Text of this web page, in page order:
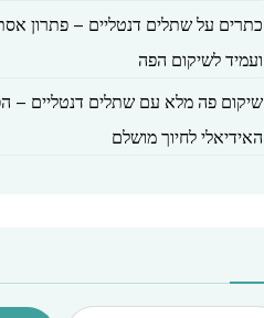
כתרים על שתלים דנטליים – פתרון
ועמיד לשיקום הפה
שיקום פה מלא עם שתלים דנטליים –
האידיאלי לחיוך מושלם